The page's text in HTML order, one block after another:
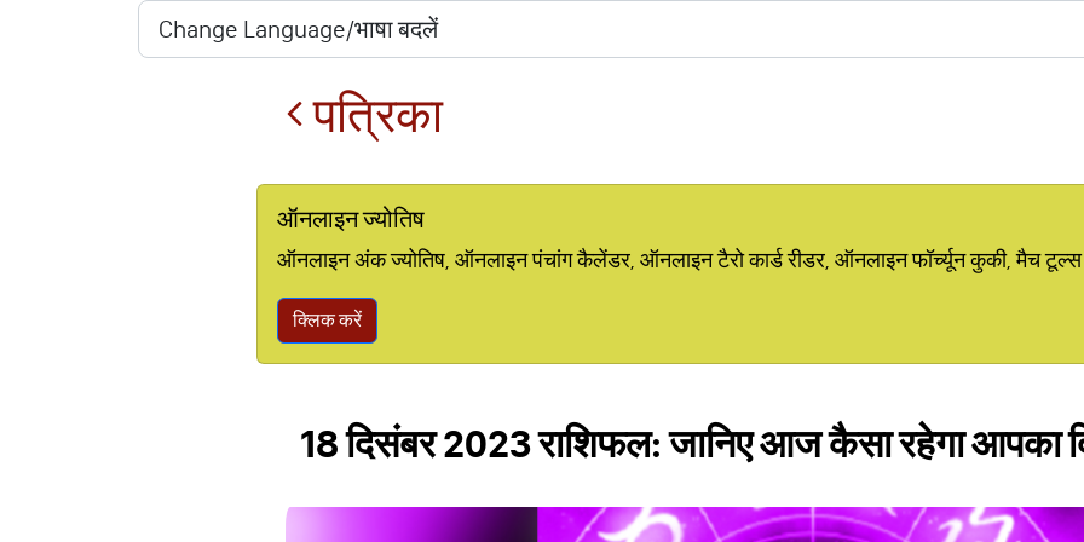
पत्रिका
ऑनलाइन ज्योतिष
ऑनलाइन अंक ज्योतिष, ऑनलाइन पंचांग कैलेंडर, ऑनलाइन टैरो कार्ड रीडर, ऑनलाइन फॉर्च्यून कुकी, मैच टूल्स
क्लिक करें
18 दिसंबर 2023 राशिफल: जानिए आज कैसा रहेगा आपका